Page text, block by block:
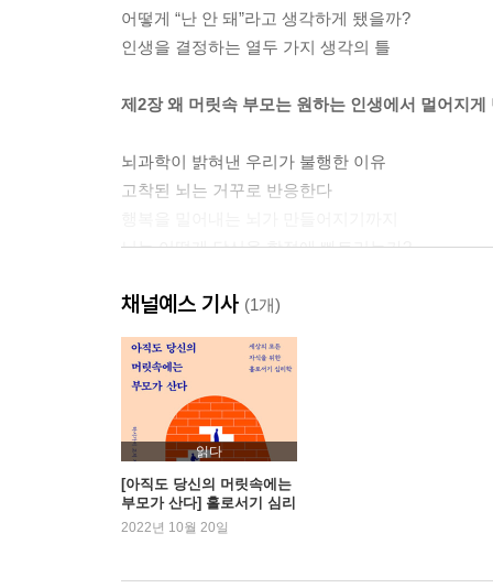
어떻게 “난 안 돼”라고 생각하게 됐을까?
인생을 결정하는 열두 가지 생각의 틀
제2장 왜 머릿속 부모는 원하는 인생에서 멀어지게
뇌과학이 밝혀낸 우리가 불행한 이유
고착된 뇌는 거꾸로 반응한다
뇌는 어떻게 당신을 함정에 빠트리는가?
제3장 언제부터 머릿속 부모에게 휘둘렸을까?
어린 시절의 기억과 뇌의 상관관계
다섯 가지 사례로 배우는 ‘머릿속 부모’ 찾기
제4장 나보다 머릿속 부모의 감정부터 밝혀라
우리는 머릿속 부모의 감정을 안고 살아간다
채널예스 기사 (1개)
읽다
[아직도 당신의 머릿속에는
부모가 산다] 홀로서기 심리
학
2022년 10월 20일